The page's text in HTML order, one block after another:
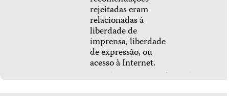
rejeitadas eram
relacionadas à
liberdade de
imprensa, liberdade
de expressão, ou
acesso à Internet.